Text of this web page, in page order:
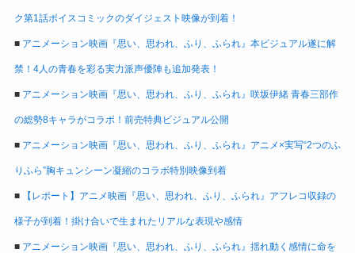
ク第1話ボイスコミックのダイジェスト映像が到着！
■ アニメーション映画『思い、思われ、ふり、ふられ』本ビジュアル遂に解
禁！4人の青春を彩る実力派声優陣も追加発表！
■ アニメーション映画『思い、思われ、ふり、ふられ』咲坂伊緒 青春三部作
の総勢8キャラがコラボ！前売特典ビジュアル公開
■ アニメーション映画『思い、思われ、ふり、ふられ』アニメ×実写“2つのふ
りふら”胸キュンシーン凝縮のコラボ特別映像到着
■ 【レポート】アニメ映画『思い、思われ、ふり、ふられ』アフレコ収録の
様子が到着！掛け合いで生まれたリアルな表現や感情
■ アニメーション映画『思い、思われ、ふり、ふられ』揺れ動く感情に命を